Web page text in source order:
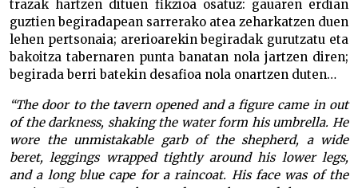
trazak hartzen dituen fikzioa osatuz: gauaren erdian
guztien begiradapean sarrerako atea zeharkatzen duen
lehen pertsonaia; arerioarekin begiradak gurutzatu eta
bakoitza tabernaren punta banatan nola jartzen diren;
begirada berri batekin desafioa nola onartzen duten…
“The door to the tavern opened and a figure came in out
of the darkness, shaking the water form his umbrella. He
wore the unmistakable garb of the shepherd, a wide
beret, leggings wrapped tightly around his lower legs,
and a long blue cape for a raincoat. His face was of the